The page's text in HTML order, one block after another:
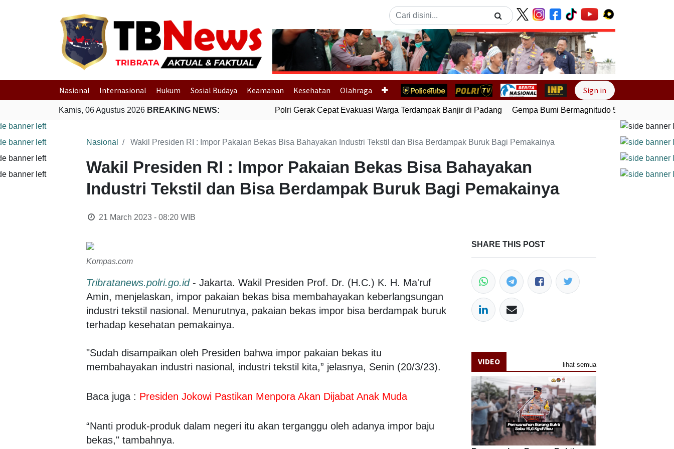
Previous Next
Nasional Internasional Hukum Sosial Budaya Keamanan Kesehatan Olahraga Sign in
Kamis, 06 Agustus 2026 BREAKING NEWS: Polri Gerak Cepat Evakuasi Warga Terdampak Banjir di Padang Gempa Bumi Bermagnitudo 5,1 Kembali
Nasional Wakil Presiden RI : Impor Pakaian Bekas Bisa Bahayakan Industri Tekstil dan Bisa Berdampak Buruk Bagi Pemakainya
Wakil Presiden RI : Impor Pakaian Bekas Bisa Bahayakan
Industri Tekstil dan Bisa Berdampak Buruk Bagi Pemakainya
21 March 2023 - 08:20WIB
Kompas.com
Tribratanews.polri.go.id - Jakarta. Wakil Presiden Prof. Dr. (H.C.) K. H. Ma'ruf
Amin, menjelaskan, impor pakaian bekas bisa membahayakan keberlangsungan
industri tekstil nasional. Menurutnya, pakaian bekas impor bisa berdampak buruk
terhadap kesehatan pemakainya.
"Sudah disampaikan oleh Presiden bahwa impor pakaian bekas itu
membahayakan industri nasional, industri tekstil kita,” jelasnya, Senin (20/3/23).
Baca juga : Presiden Jokowi Pastikan Menpora Akan Dijabat Anak Muda
“Nanti produk-produk dalam negeri itu akan terganggu oleh adanya impor baju
bekas," tambahnya.
SHARE THIS POST
VIDEO lihat semua